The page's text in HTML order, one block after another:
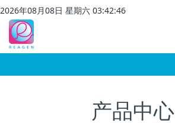
2026年08月08日 星期六 03:42:46
产品中心